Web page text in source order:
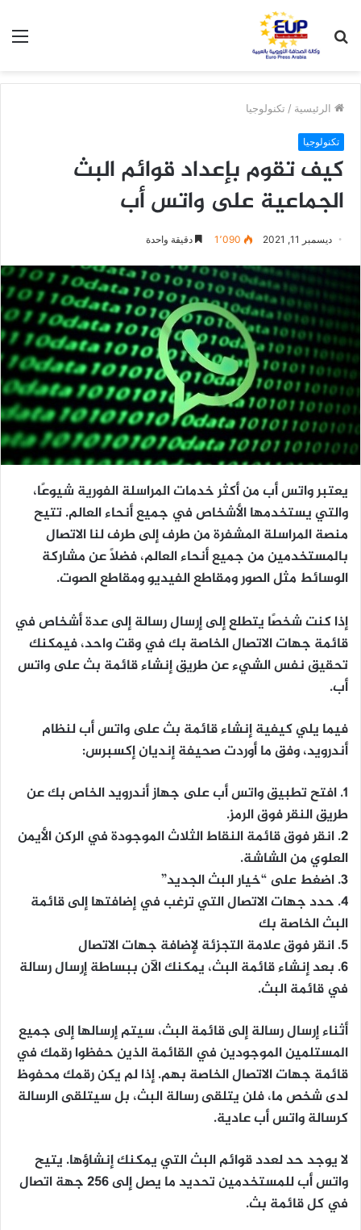
عن
الرئيسية / تكنولوجيا
تكنولوجيا
كيف تقوم بإعداد قوائم البث
الجماعية على واتس أب
ديسمبر 11, 2021 1٬090 دقيقة واحدة
يعتبر واتس أب من أكثر خدمات المراسلة الفورية شيوعًا،
والتي يستخدمها الأشخاص في جميع أنحاء العالم. تتيح
منصة المراسلة المشفرة من طرف إلى طرف لنا الاتصال
بالمستخدمين من جميع أنحاء العالم، فضلاً عن مشاركة
الوسائط مثل الصور ومقاطع الفيديو ومقاطع الصوت.
إذا كنت شخصًا يتطلع إلى إرسال رسالة إلى عدة أشخاص في
قائمة جهات الاتصال الخاصة بك في وقت واحد، فيمكنك
تحقيق نفس الشيء عن طريق إنشاء قائمة بث على واتس
أب.
فيما يلي كيفية إنشاء قائمة بث على واتس أب لنظام
أندرويد، وفق ما أوردت صحيفة إنديان إكسبرس:
1. افتح تطبيق واتس أب على جهاز أندرويد الخاص بك عن
طريق النقر فوق الرمز.
2. انقر فوق قائمة النقاط الثلاث الموجودة في الركن الأيمن
العلوي من الشاشة.
3. اضغط على “خيار البث الجديد”
4. حدد جهات الاتصال التي ترغب في إضافتها إلى قائمة
البث الخاصة بك
5. انقر فوق علامة التجزئة لإضافة جهات الاتصال
6. بعد إنشاء قائمة البث، يمكنك الآن ببساطة إرسال رسالة
في قائمة البث.
أثناء إرسال رسالة إلى قائمة البث، سيتم إرسالها إلى جميع
المستلمين الموجودين في القائمة الذين حفظوا رقمك في
قائمة جهات الاتصال الخاصة بهم. إذا لم يكن رقمك محفوظ
لدى شخص ما، فلن يتلقى رسالة البث، بل سيتلقى الرسالة
كرسالة واتس أب عادية.
لا يوجد حد لعدد قوائم البث التي يمكنك إنشاؤها. يتيح
واتس أب للمستخدمين تحديد ما يصل إلى 256 جهة اتصال
في كل قائمة بث.